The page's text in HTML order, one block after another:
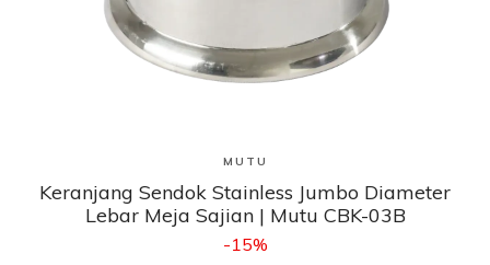
Lihat Produk
MUTU
Keranjang Sendok Stainless Jumbo Diameter
Lebar Meja Sajian | Mutu CBK-03B
-15%